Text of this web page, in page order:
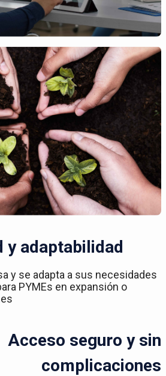
y adaptabilidad
y se adapta a sus necesidades
PYMEs en expansión o
Acceso seguro y sin
complicaciones